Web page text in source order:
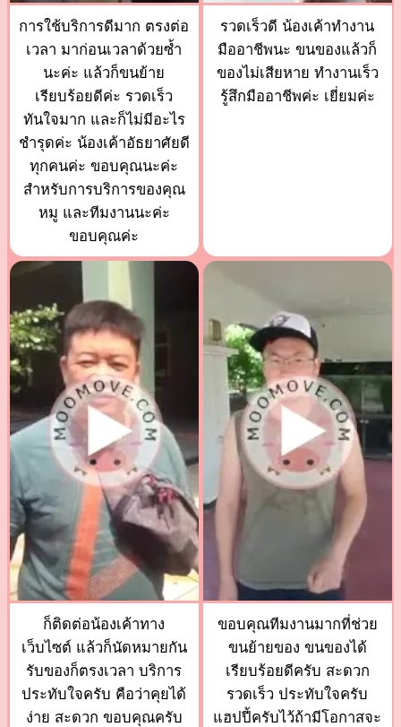
การใช้บริการดีมาก ตรงต่อ
เวลา มาก่อนเวลาด้วยซ้ำ
นะค่ะ แล้วก็ขนย้าย
เรียบร้อยดีค่ะ รวดเร็ว
ทันใจมาก และก็ไม่มีอะไร
ชำรุดค่ะ น้องเค้าอัธยาศัยดี
ทุกคนค่ะ ขอบคุณนะค่ะ
สำหรับการบริการของคุณ
หมู และทีมงานนะค่ะ
ขอบคุณค่ะ
รวดเร็วดี น้องเค้าทำงาน
มืออาชีพนะ ขนของแล้วก็
ของไม่เสียหาย ทำงานเร็ว
รู้สึกมืออาชีพค่ะ เยี่ยมค่ะ
ก็ติดต่อน้องเค้าทาง
เว็บไซต์ แล้วก็นัดหมายกัน
รับของก็ตรงเวลา บริการ
ประทับใจครับ คือว่าคุยได้
ง่าย สะดวก ขอบคุณครับ
ขอบคุณทีมงานมากที่ช่วย
ขนย้ายของ ขนของได้
เรียบร้อยดีครับ สะดวก
รวดเร็ว ประทับใจครับ
แฮปปี้ครับไว้ถ้ามีโอกาสจะ